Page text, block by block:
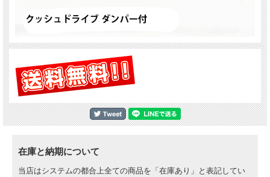
在庫と納期について
当店はシステムの都合上全ての商品を「在庫あり」と表記してい